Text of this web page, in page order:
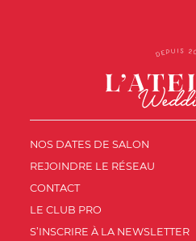
NOS DATES DE SALON
REJOINDRE LE RÉSEAU
CONTACT
LE CLUB PRO
S’INSCRIRE À LA NEWSLETTER